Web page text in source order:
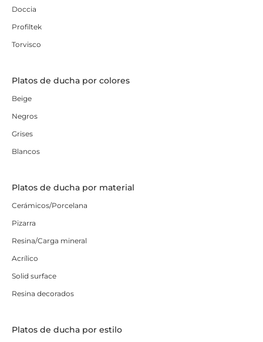
Doccia
Profiltek
Torvisco
Platos de ducha por colores
Beige
Negros
Grises
Blancos
Platos de ducha por material
Cerámicos/Porcelana
Pizarra
Resina/Carga mineral
Acrílico
Solid surface
Resina decorados
Platos de ducha por estilo